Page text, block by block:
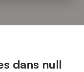
dans null